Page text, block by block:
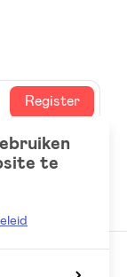
Register
te